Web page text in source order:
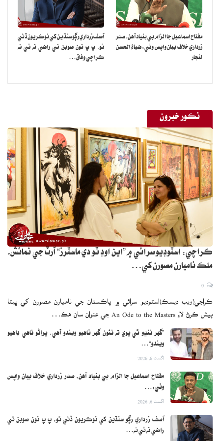
مفتاح اسماعيل جا الزام بي بنياد آهن، صدر
زرداري خلاف بيان واپس وٺي: ضياءُ الحسن
لنجار
آصف زرداري رڳو سنڌين کي نوڪريون ڏئي
ٿو، پ پ نون صوبن تي راضي نه ٿي ته
ڪراچي وفاق…
نڪور خبرون
ڪراچي: اسٽوڊيو سرائي ۾ ”اين اوڊ ٽو دي ماسٽرز“ آرٽ جي نمائش،
ملڪ ناميارن مصورن کي…
ڪراچي(ويب ڊيسڪ)اسٽوڊيو سرائي ۾ پاڪستان جي ناميارن مصورن کي ڀيٽا
پيش ڪرڻ لاءِ An Ode to the Masters جي عنوان سان هڪ…
”گهر ننڍو ٿي پوي ته نئون گهر ٺاهيو ويندو آهي، پراڻو ناهي ڊاهيو
ويندو“…
اگست 6, 2026
مفتاح اسماعيل جا الزام بي بنياد آهن، صدر زرداري خلاف بيان واپس
وٺي:…
اگست 6, 2026
آصف زرداري رڳو سنڌين کي نوڪريون ڏئي ٿو، پ پ نون صوبن تي
راضي نه ٿي ته…